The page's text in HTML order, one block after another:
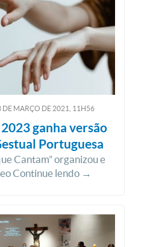
DE MARÇO DE 2021, 11H56
ganha versão
Portuguesa
Cantam” organizou e
Continue lendo →